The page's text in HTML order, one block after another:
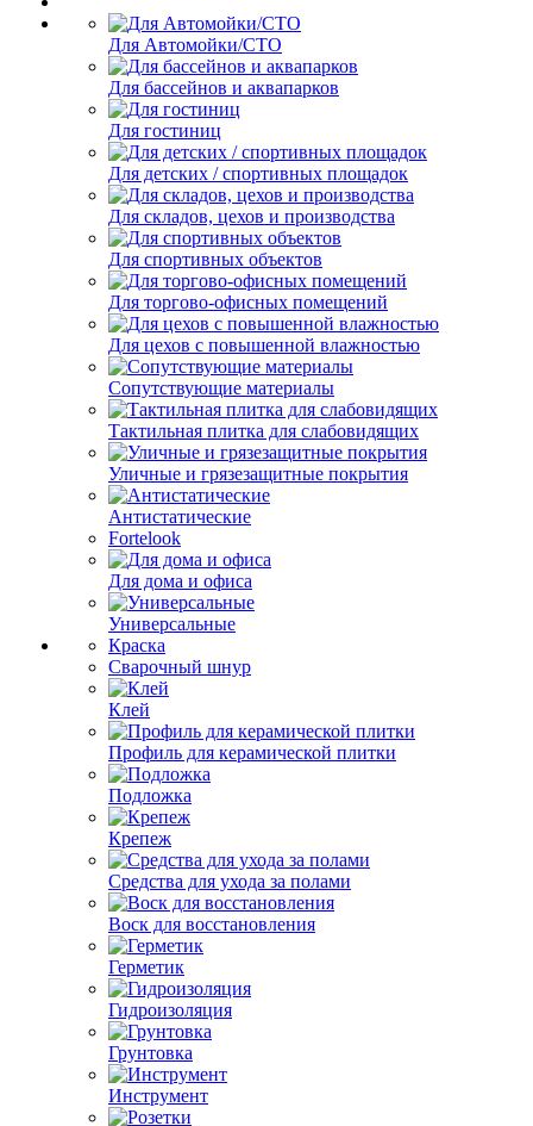
Для Автомойки/СТО
Для бассейнов и аквапарков
Для гостиниц
Для детских / спортивных площадок
Для складов, цехов и производства
Для спортивных объектов
Для торгово-офисных помещений
Для цехов с повышенной влажностью
Сопутствующие материалы
Тактильная плитка для слабовидящих
Уличные и грязезащитные покрытия
Антистатические
Fortelook
Для дома и офиса
Универсальные
Краска
Сварочный шнур
Клей
Профиль для керамической плитки
Подложка
Крепеж
Средства для ухода за полами
Воск для восстановления
Герметик
Гидроизоляция
Грунтовка
Инструмент